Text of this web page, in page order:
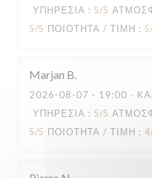
ΥΠΗΡΕΣΊΑ : 5/5
5/5 ΠΟΙΌΤΗΤΑ / ΤΙΜΉ : 5
Marjan B
2026-08-07 - 19:00 -
ΥΠΗΡΕΣΊΑ : 5/5
5/5 ΠΟΙΌΤΗΤΑ / ΤΙΜΉ : 4